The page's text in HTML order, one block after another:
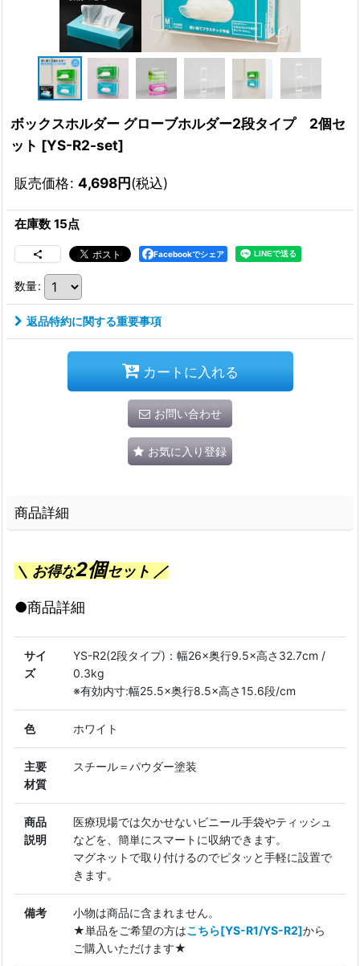
ボックスホルダー グローブホルダー2段タイプ 2個セ
ット [YS-R2-set]
販売価格: 4,698円(税込)
在庫数 15点
Facebookでシェア
数量:
返品特約に関する重要事項
カートに入れる
お問い合わせ
お気に入り登録
商品詳細
＼ お得な2個セット ／
●商品詳細
サイ
ズ
YS-R2(2段タイプ)：幅26×奥行9.5×高さ32.7cm /
0.3kg
※有効内寸:幅25.5×奥行8.5×高さ15.6段/cm
色 ホワイト
主要
材質
スチール＝パウダー塗装
商品
説明
医療現場では欠かせないビニール手袋やティッシュ
などを、簡単にスマートに収納できます。
マグネットで取り付けるのでピタッと手軽に設置で
きます。
備考
小物は商品に含まれません。
★単品をご希望の方はこちら[YS-R1/YS-R2]から
ご購入いただけます★